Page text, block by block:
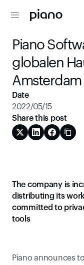
Piano
globalen
Amsterdam
The company is
distributing its
committed to
tools
Piano announces
Date
2022/05/15
Share this post